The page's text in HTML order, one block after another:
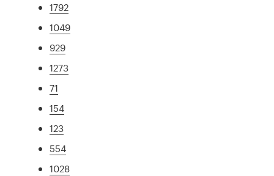
1792
1049
929
1273
71
154
123
554
1028